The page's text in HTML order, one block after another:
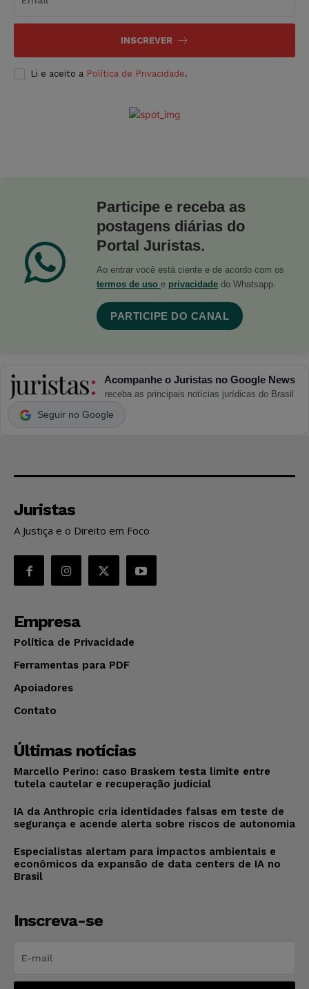
INSCREVER
Li e aceito a Política de Privacidade.
Participe e receba as
postagens diárias do
Portal Juristas.
Ao entrar você está ciente e de acordo com os
termos de uso e privacidade do Whatsapp.
PARTICIPE DO CANAL
Acompanhe o Juristas no Google News
receba as principais notícias jurídicas do Brasil
Seguir no Google
Juristas
A Justiça e o Direito em Foco
Empresa
Política de Privacidade
Ferramentas para PDF
Apoiadores
Contato
Últimas notícias
Marcello Perino: caso Braskem testa limite entre
tutela cautelar e recuperação judicial
IA da Anthropic cria identidades falsas em teste de
segurança e acende alerta sobre riscos de autonomia
Especialistas alertam para impactos ambientais e
econômicos da expansão de data centers de IA no
Brasil
Inscreva-se